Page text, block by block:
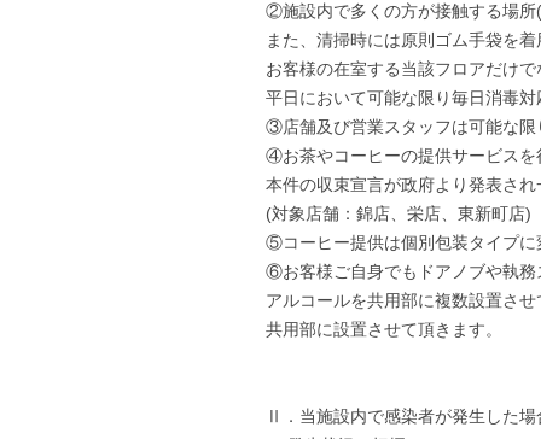
②施設内で多くの方が接触する場所
また、清掃時には原則ゴム手袋を
お客様の在室する当該フロアだけ
平日において可能な限り毎日消毒
③店舗及び営業スタッフは可能な限
④お茶やコーヒーの提供サービスを
本件の収束宣言が政府より発表さ
(対象店舗：錦店、栄店、東新町店)
⑤コーヒー提供は個別包装タイプ
⑥お客様ご自身でもドアノブや執務
アルコールを共用部に複数設置さ
共用部に設置させて頂きます。
Ⅱ．当施設内で感染者が発生した場